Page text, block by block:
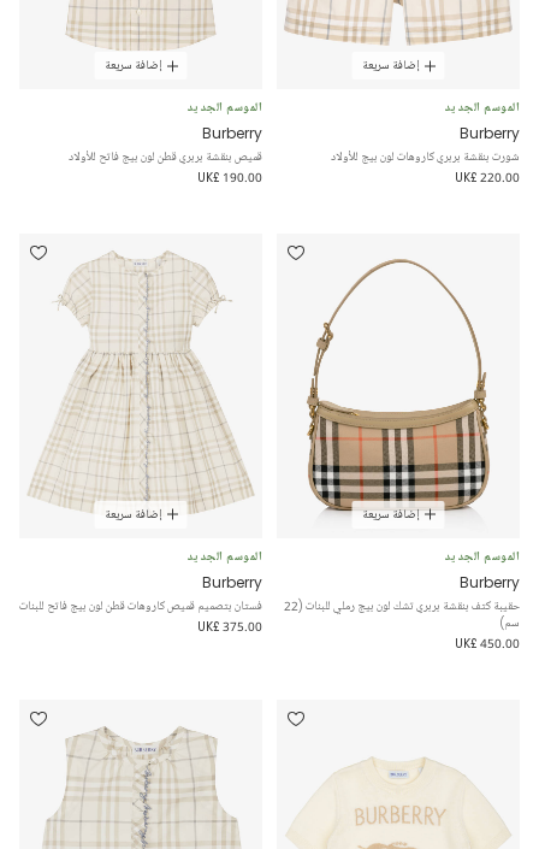
إضافة سريعة
الموسم الجديد
Burberry
شورت بنقشة بربري كاروهات لون بيج للأولاد
UK£ 220.00
إضافة سريعة
الموسم الجديد
Burberry
قميص بنقشة بربري قطن لون بيج فاتح للأولاد
UK£ 190.00
إضافة سريعة
الموسم الجديد
Burberry
حقيبة كتف بنقشة بربري تشك لون بيج رملي للبنات (22
سم)
UK£ 450.00
إضافة سريعة
الموسم الجديد
Burberry
فستان بتصميم قميص كاروهات قطن لون بيج فاتح للبنات
UK£ 375.00